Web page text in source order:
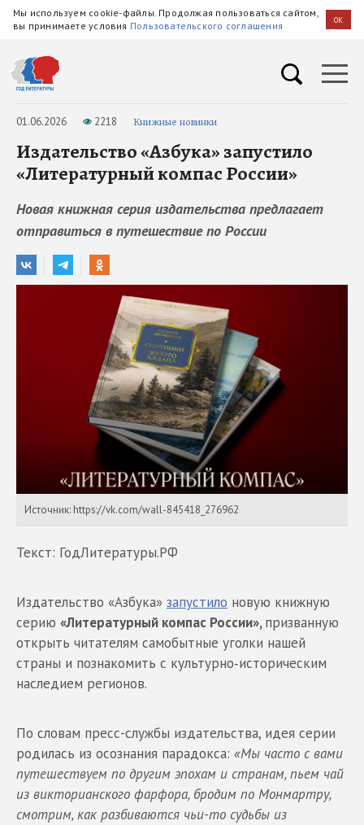
Мы используем cookie-файлы. Продолжая пользоваться сайтом,
вы принимаете условия Пользовательского соглашения OK
01.06.2026 2218 Книжные новинки
Издательство «Азбука» запустило
«Литературный компас России»
Новая книжная серия издательства предлагает
отправиться в путешествие по России
Источник: https://vk.com/wall-845418_276962
Текст: ГодЛитературы.РФ
Издательство «Азбука» запустило новую книжную
серию «Литературный компас России»,призванную
открыть читателям самобытные уголки нашей
страны и познакомить с культурно‑историческим
наследием регионов.
По словам пресс-службы издательства, идея серии
родилась из осознания парадокса: «Мы часто с вами
путешествуем по другим эпохам и странам, пьем чай
из викторианского фарфора, бродим по Монмартру,
смотрим, как разбиваются чьи-то судьбы из